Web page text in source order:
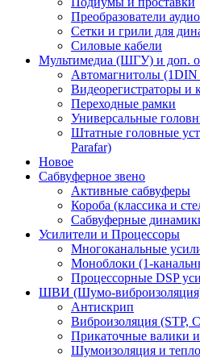
Преобразователи
Сетки и грили для
Силовые кабели
Мультимедиа (ШГУ) и доп.
Автомагнитолы
Видеорегистраторы и
Переходные рамки
Универсальные
Штатные головные
Parafar)
Новое
Сабвуферное звено
Активные сабвуферы
Короба (классика и
Сабвуферные
Усилители и Процессоры
Многоканальные
Моноблоки (1-
Процессорные DSP
ШВИ (Шумо-
Антискрип
Виброизоляция (STP,
Прикаточные валики
Шумоизоляция и